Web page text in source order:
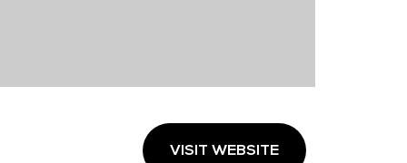
VISIT WEBSITE